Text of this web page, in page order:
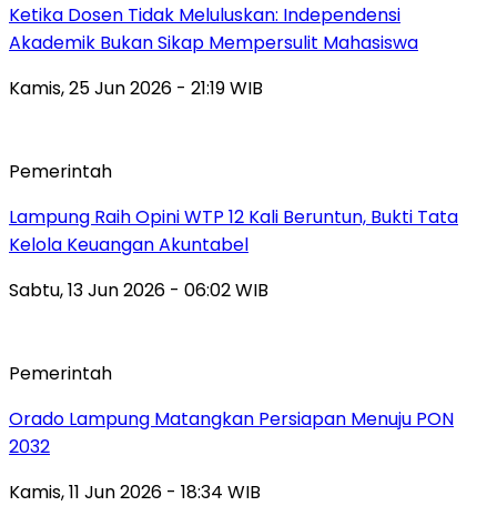
Ketika Dosen Tidak Meluluskan: Independensi
Akademik Bukan Sikap Mempersulit Mahasiswa
Kamis, 25 Jun 2026 - 21:19 WIB
Pemerintah
Lampung Raih Opini WTP 12 Kali Beruntun, Bukti Tata
Kelola Keuangan Akuntabel
Sabtu, 13 Jun 2026 - 06:02 WIB
Pemerintah
Orado Lampung Matangkan Persiapan Menuju PON
2032
Kamis, 11 Jun 2026 - 18:34 WIB